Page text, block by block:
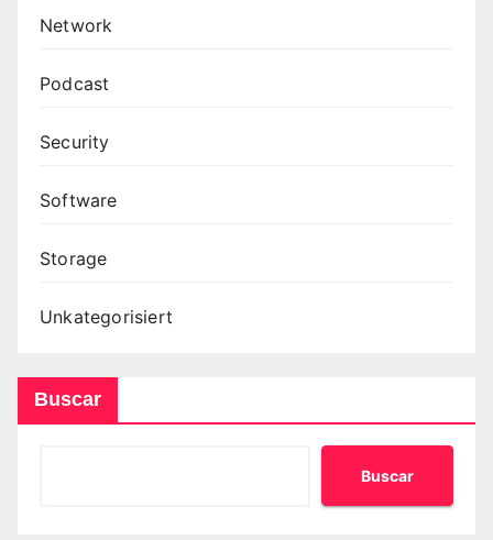
Network
Podcast
Security
Software
Storage
Unkategorisiert
Buscar
Buscar